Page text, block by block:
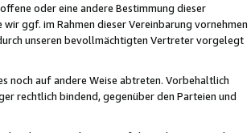
oder eine andere Bestimmung dieser
ggf. im Rahmen dieser Vereinbarung vornehmen
unseren bevollmächtigten Vertreter vorgelegt
noch auf andere Weise abtreten. Vorbehaltlich
rechtlich bindend, gegenüber den Parteien und